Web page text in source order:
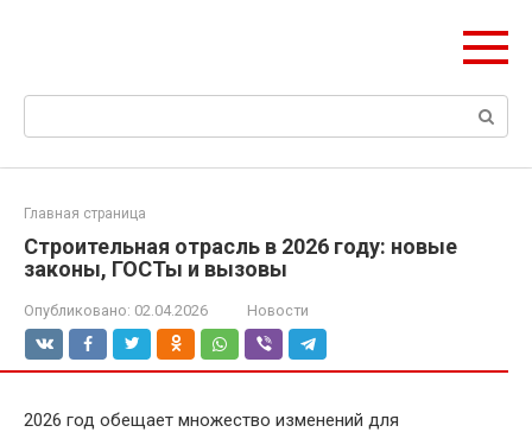
Поиск:
Главная страница
Строительная отрасль в 2026 году: новые
законы, ГОСТы и вызовы
Опубликовано: 02.04.2026 Новости
2026 год обещает множество изменений для